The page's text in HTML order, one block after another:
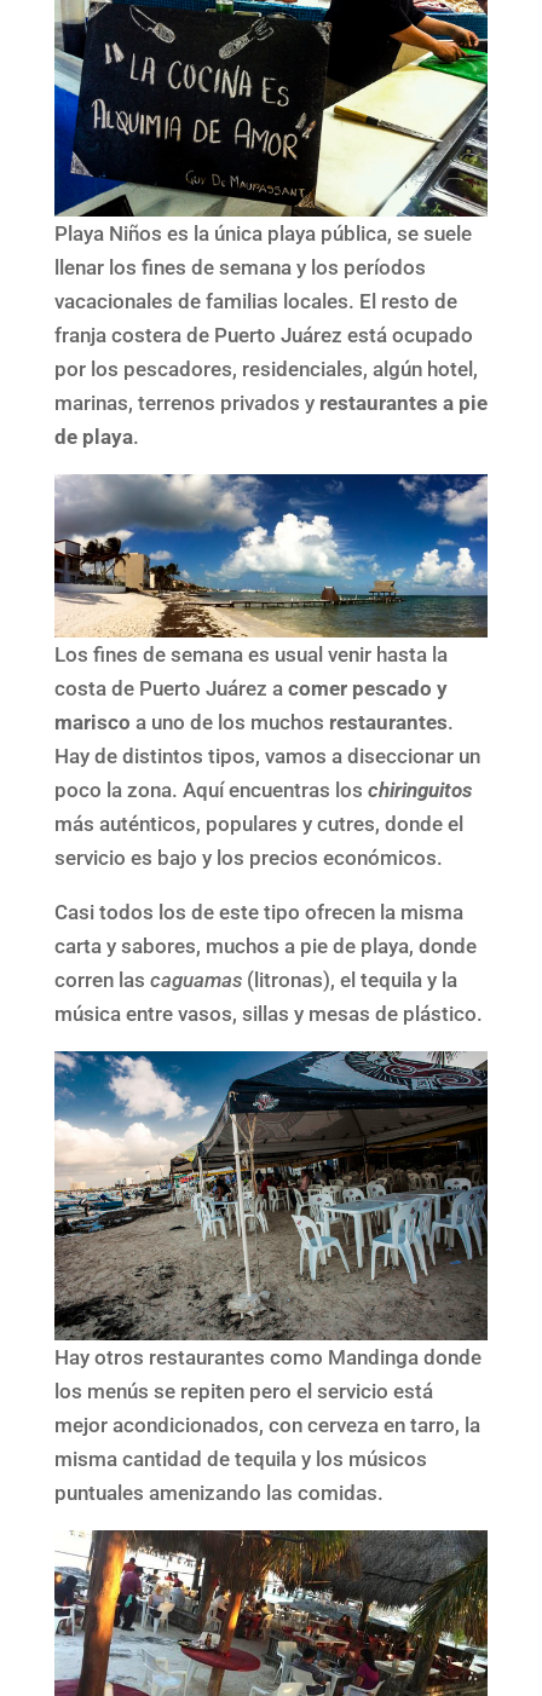
Playa Niños es la única playa pública, se suele
llenar los fines de semana y los períodos
vacacionales de familias locales. El resto de
franja costera de Puerto Juárez está ocupado
por los pescadores, residenciales, algún hotel,
marinas, terrenos privados y restaurantes a pie
de playa.
Los fines de semana es usual venir hasta la
costa de Puerto Juárez a comer pescado y
marisco a uno de los muchos restaurantes.
Hay de distintos tipos, vamos a diseccionar un
poco la zona. Aquí encuentras los chiringuitos
más auténticos, populares y cutres, donde el
servicio es bajo y los precios económicos.
Casi todos los de este tipo ofrecen la misma
carta y sabores, muchos a pie de playa, donde
corren las caguamas(litronas), el tequila y la
música entre vasos, sillas y mesas de plástico.
Hay otros restaurantes como Mandinga donde
los menús se repiten pero el servicio está
mejor acondicionados, con cerveza en tarro, la
misma cantidad de tequila y los músicos
puntuales amenizando las comidas.